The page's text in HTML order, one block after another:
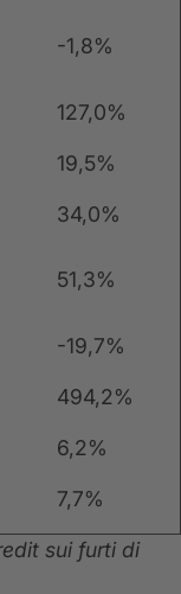
-1,8%
127,0%
19,5%
34,0%
51,3%
-19,7%
494,2%
6,2%
7,7%
sui furti di